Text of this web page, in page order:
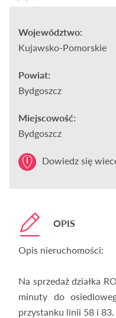
Województwo:
Kujawsko-Pomorskie
Powiat:
Bydgoszcz
Miejscowość:
Bydgoszcz
Dowiedz się
OPIS
Opis nieruchomości:
Na sprzedaż działka
minuty do
przystanku linii 58 i 83.